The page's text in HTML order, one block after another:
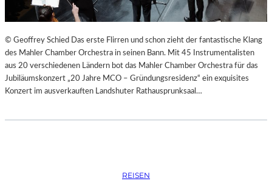
© Geoffrey Schied Das erste Flirren und schon zieht der fantastische Klang
des Mahler Chamber Orchestra in seinen Bann. Mit 45 Instrumentalisten
aus 20 verschiedenen Ländern bot das Mahler Chamber Orchestra für das
Jubiläumskonzert „20 Jahre MCO – Gründungsresidenz“ ein exquisites
Konzert im ausverkauften Landshuter Rathausprunksaal…
REISEN